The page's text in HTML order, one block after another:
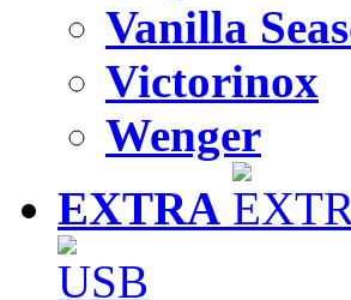
Vanilla
Victorinox
Wenger
EXTRA